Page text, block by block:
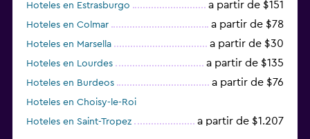
Hoteles en Estrasburgo a partir de $151
Hoteles en Colmar a partir de $78
Hoteles en Marsella a partir de $30
Hoteles en Lourdes a partir de $135
Hoteles en Burdeos a partir de $76
Hoteles en Choisy-le-Roi
Hoteles en Saint-Tropez
a partir de $1.207